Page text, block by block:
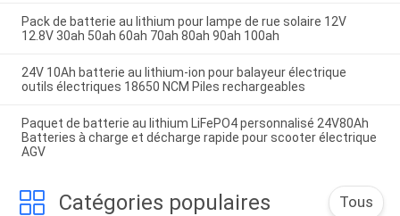
Pack de batterie au lithium pour lampe de rue solaire 12V
12.8V 30ah 50ah 60ah 70ah 80ah 90ah 100ah
24V 10Ah batterie au lithium-ion pour balayeur électrique
outils électriques 18650 NCM Piles rechargeables
Paquet de batterie au lithium LiFePO4 personnalisé 24V80Ah
Batteries à charge et décharge rapide pour scooter électrique
AGV
Catégories populaires Tous